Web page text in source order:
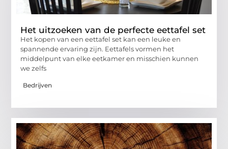
Het uitzoeken van de perfecte eettafel set
Het kopen van een eettafel set kan een leuke en
spannende ervaring zijn. Eettafels vormen het
middelpunt van elke eetkamer en misschien kunnen
we zelfs
Bedrijven